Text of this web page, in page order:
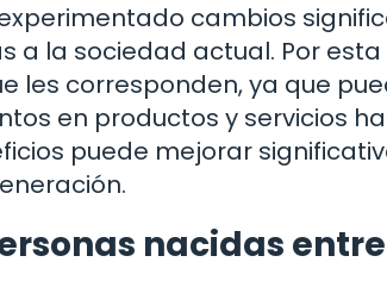
cambios
la sociedad actual. Por esta
les corresponden, ya que
en productos y servicios
puede mejorar
nacidas entre